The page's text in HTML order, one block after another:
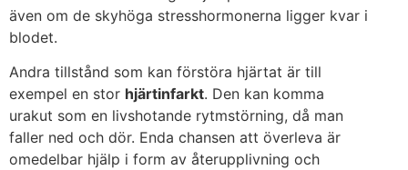
även om de skyhöga stresshormonerna ligger kvar i
blodet.
Andra tillstånd som kan förstöra hjärtat är till
exempel en stor hjärtinfarkt. Den kan komma
urakut som en livshotande rytmstörning, då man
faller ned och dör. Enda chansen att överleva är
omedelbar hjälp i form av återupplivning och